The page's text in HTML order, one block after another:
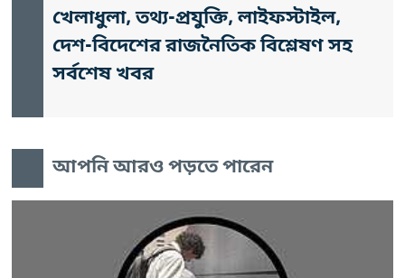
খেলাধুলা, তথ্য-প্রযুক্তি, লাইফস্টাইল,
দেশ-বিদেশের রাজনৈতিক বিশ্লেষণ সহ
সর্বশেষ খবর
আপনি আরও পড়তে পারেন